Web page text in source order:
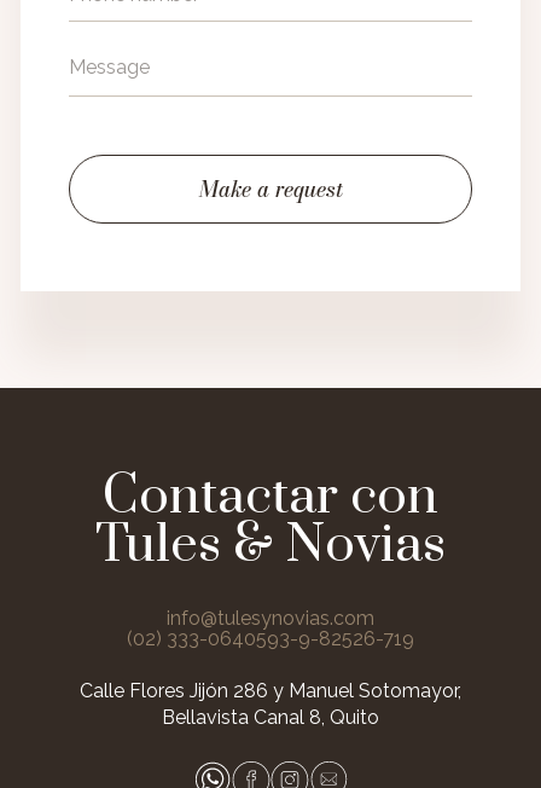
Contactar con
Tules & Novias
info@tulesynovias.com
(02) 333-0640593-9-82526-719
Calle Flores Jijón 286 y Manuel Sotomayor,
Bellavista Canal 8, Quito